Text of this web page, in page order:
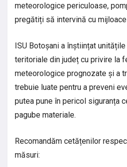
meteorologice periculoase,
pregătiți să intervină cu
ISU Botoșani a înștiințat
teritoriale din județ cu privire la
meteorologice prognozate și a
trebuie luate pentru a preveni
putea pune în pericol siguranța
pagube materiale.
Recomandăm cetățenilor
măsuri: